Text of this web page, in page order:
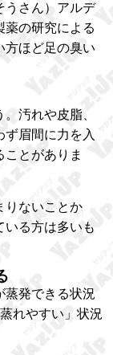
うさん）アルデ
薬の研究による
方ほど足の臭い
汚れや皮脂、
ず眉間に力を入
とがありま
りないことか
いる方は多いも
蒸発できる状況
れやすい」状況